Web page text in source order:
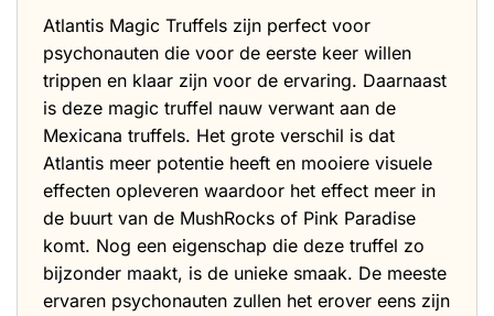
Atlantis Magic Truffels zijn perfect voor
psychonauten die voor de eerste keer willen
trippen en klaar zijn voor de ervaring. Daarnaast
is deze magic truffel nauw verwant aan de
Mexicana truffels. Het grote verschil is dat
Atlantis meer potentie heeft en mooiere visuele
effecten opleveren waardoor het effect meer in
de buurt van de MushRocks of Pink Paradise
komt. Nog een eigenschap die deze truffel zo
bijzonder maakt, is de unieke smaak. De meeste
ervaren psychonauten zullen het erover eens zijn